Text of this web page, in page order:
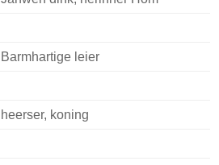
Barmhartige leier
heerser, koning